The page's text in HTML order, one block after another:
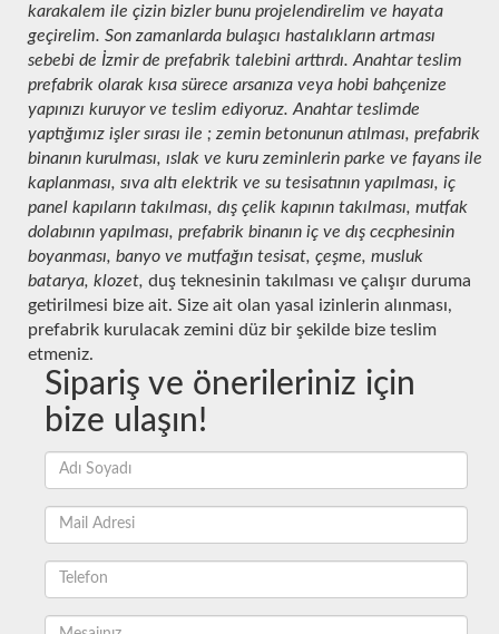
karakalem ile çizin bizler bunu projelendirelim ve hayata
geçirelim. Son zamanlarda bulaşıcı hastalıkların artması
sebebi de İzmir de prefabrik talebini arttırdı. Anahtar teslim
prefabrik olarak kısa sürece arsanıza veya hobi bahçenize
yapınızı kuruyor ve teslim ediyoruz. Anahtar teslimde
yaptığımız işler sırası ile ; zemin betonunun atılması, prefabrik
binanın kurulması, ıslak ve kuru zeminlerin parke ve fayans ile
kaplanması, sıva altı elektrik ve su tesisatının yapılması, iç
panel kapıların takılması, dış çelik kapının takılması, mutfak
dolabının yapılması, prefabrik binanın iç ve dış cecphesinin
boyanması, banyo ve mutfağın tesisat, çeşme, musluk
batarya, klozet, duş teknesinin takılması ve çalışır duruma
getirilmesi bize ait. Size ait olan yasal izinlerin alınması,
prefabrik kurulacak zemini düz bir şekilde bize teslim
etmeniz.
Sipariş ve önerileriniz için
bize ulaşın!